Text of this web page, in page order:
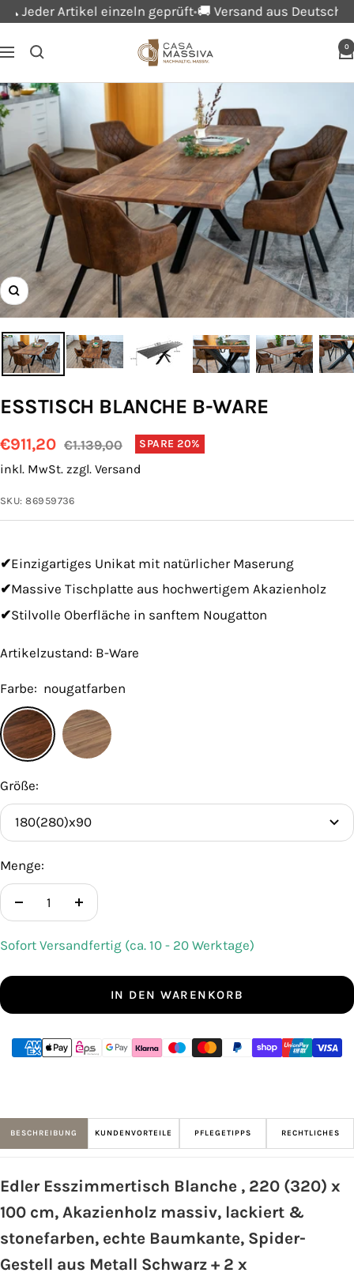
Direkt
Inhalt
Artikel einzeln geprüft 🚚 Versand aus Deutschland
Navigation
Casa
0
Zoom
ESSTISCH BLANCHE B-WARE
Angebotspreis
€911,20 Regulärer
Preis
€1.139,00 SPARE 20%
inkl. MwSt. zzgl. Versand
SKU:86959736
✔Einzigartiges Unikat mit natürlicher Maserung
✔Massive Tischplatte aus hochwertigem Akazienholz
✔Stilvolle Oberfläche in sanftem Nougatton
Artikelzustand: B-Ware
Farbe: nougatfarben
nougatfarbenstonefarben
Größe:
180(280)x90
Menge:
Menge
Menge
Sofort Versandfertig (ca. 10 - 20 Werktage)
IN DEN WARENKORB
BESCHREIBUNG KUNDENVORTEILE PFLEGETIPPS RECHTLICHES
Edler Esszimmertisch Blanche , 220 (320) x
100 cm, Akazienholz massiv, lackiert &
stonefarben, echte Baumkante, Spider-
Gestell aus Metall Schwarz + 2 x